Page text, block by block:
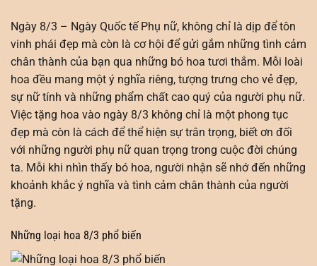
Ngày 8/3 – Ngày Quốc tế Phụ nữ, không chỉ là dịp để tôn
vinh phái đẹp mà còn là cơ hội để gửi gắm những tình cảm
chân thành của bạn qua những bó hoa tươi thắm. Mỗi loài
hoa đều mang một ý nghĩa riêng, tượng trưng cho vẻ đẹp,
sự nữ tính và những phẩm chất cao quý của người phụ nữ.
Việc tặng hoa vào ngày 8/3 không chỉ là một phong tục
đẹp mà còn là cách để thể hiện sự trân trọng, biết ơn đối
với những người phụ nữ quan trọng trong cuộc đời chúng
ta. Mỗi khi nhìn thấy bó hoa, người nhận sẽ nhớ đến những
khoảnh khắc ý nghĩa và tình cảm chân thành của người
tặng.
Những loại hoa 8/3 phổ biến